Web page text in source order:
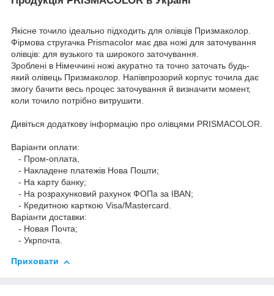
Якісне точило ідеально підходить для олівців Призмаколор.
Фірмова стругачка Prismacolor має два ножі для заточування
олівців: для вузького та широкого заточування.
Зроблені в Німеччині ножі акуратно та точно заточать будь-
який олівець Призмаколор. Напівпрозорий корпус точила дає
змогу бачити весь процес заточування й визначити момент,
коли точило потрібно витрушити.
Дивіться додаткову інформацію про олівцями PRISMACOLOR.
Варіанти оплати:
- Пром-оплата,
- Накладене платежів Нова Пошти;
- На карту банку;
- На розрахунковий рахунок ФОПа за IBAN;
- Кредитною карткою Visa/Mastercard.
Варіанти доставки:
- Новая Почта;
- Укрпочта.
Приховати